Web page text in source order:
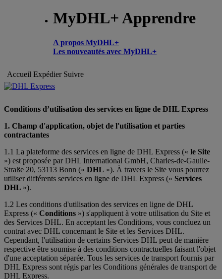
MyDHL+ Apprendre
A propos MyDHL+
Les nouveautés avec MyDHL+
Accueil Expédier Suivre
Conditions d’utilisation des services en ligne de DHL Express
1. Champ d'application, objet de l'utilisation et parties
contractantes
1.1 La plateforme des services en ligne de DHL Express (« le Site
») est proposée par DHL International GmbH, Charles-de-Gaulle-
Straße 20, 53113 Bonn (« DHL »). À travers le Site vous pourrez
utiliser différents services en ligne de DHL Express (« Services
DHL »).
1.2 Les conditions d'utilisation des services en ligne de DHL
Express (« Conditions ») s'appliquent à votre utilisation du Site et
des Services DHL. En acceptant les Conditions, vous concluez un
contrat avec DHL concernant le Site et les Services DHL.
Cependant, l'utilisation de certains Services DHL peut de manière
respective être soumise à des conditions contractuelles faisant l'objet
d'une acceptation séparée. Tous les services de transport fournis par
DHL Express sont régis par les Conditions générales de transport de
DHL Express.